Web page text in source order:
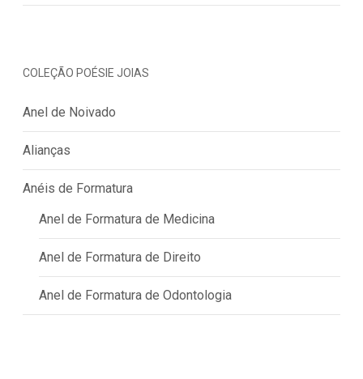
COLEÇÃO POÉSIE JOIAS
Anel de Noivado
Alianças
Anéis de Formatura
Anel de Formatura de Medicina
Anel de Formatura de Direito
Anel de Formatura de Odontologia